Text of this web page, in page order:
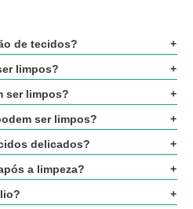
de tecidos?
limpos?
ser limpos?
ser limpos?
delicados?
a limpeza?